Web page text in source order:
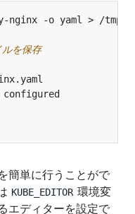
を保存
簡単に行うことがで
KUBE_EDITOR 環境変
エディターを設定で